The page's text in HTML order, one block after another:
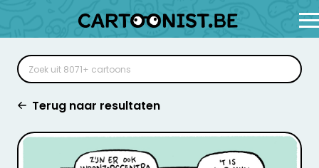
Terug naar resultaten